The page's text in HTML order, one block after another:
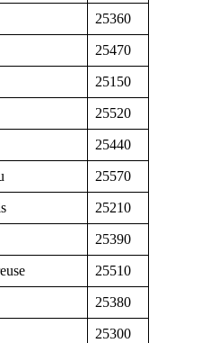
25360
25470
25150
25520
25440
25570
25210
25390
25510
25380
25300